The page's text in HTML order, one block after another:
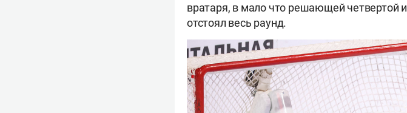
вратаря, в мало что решающей
отстоял весь раунд.